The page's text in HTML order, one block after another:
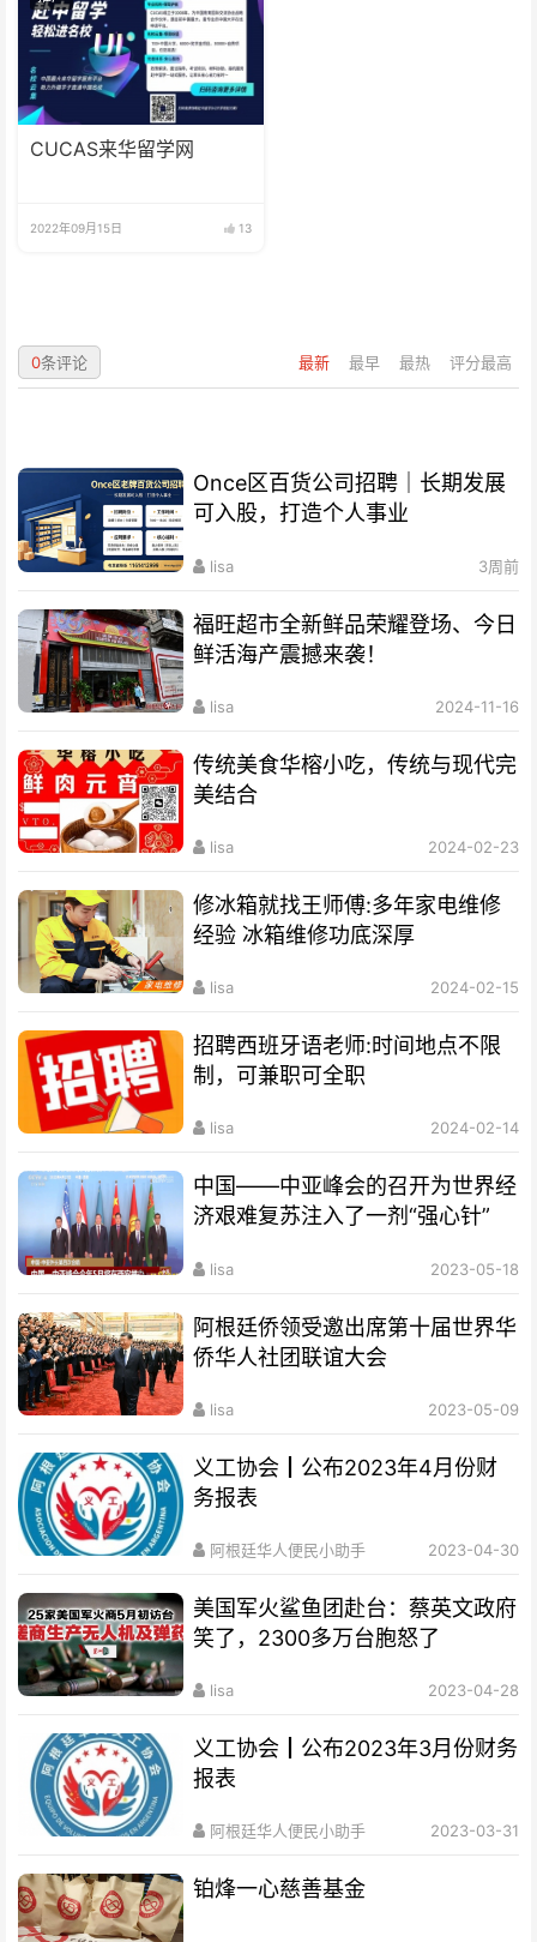
CUCAS来华留学网
2022年09月15日 13
最新 最早 最热 评分最高
0条评论
Once区百货公司招聘｜长期发展
可入股，打造个人事业
lisa 3周前
福旺超市全新鲜品荣耀登场、今日
鲜活海产震撼来袭！
lisa 2024-11-16
传统美食华榕小吃，传统与现代完
美结合
lisa 2024-02-23
修冰箱就找王师傅:多年家电维修
经验 冰箱维修功底深厚
lisa 2024-02-15
招聘西班牙语老师:时间地点不限
制，可兼职可全职
lisa 2024-02-14
中国——中亚峰会的召开为世界经
济艰难复苏注入了一剂“强心针”
lisa 2023-05-18
阿根廷侨领受邀出席第十届世界华
侨华人社团联谊大会
lisa 2023-05-09
义工协会┃公布2023年4月份财
务报表
阿根廷华人便民小助手 2023-04-30
美国军火鲨鱼团赴台：蔡英文政府
笑了，2300多万台胞怒了
lisa 2023-04-28
义工协会┃公布2023年3月份财务
报表
阿根廷华人便民小助手 2023-03-31
铂烽一心慈善基金